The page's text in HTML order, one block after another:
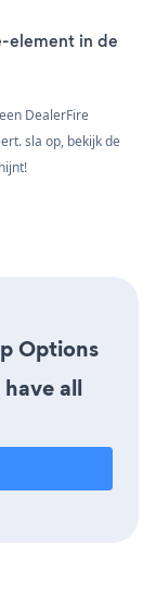
element in de
DealerFire
sla op, bekijk de
Options
all